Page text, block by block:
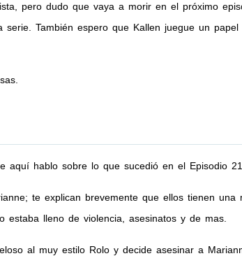
pero dudo que vaya a morir en el próximo
También espero que Kallen juegue un
hablo sobre lo que sucedió en el Episodio 21.
te explican brevemente que ellos tienen una
lleno de violencia, asesinatos y de mas.
al muy estilo Rolo y decide asesinar a